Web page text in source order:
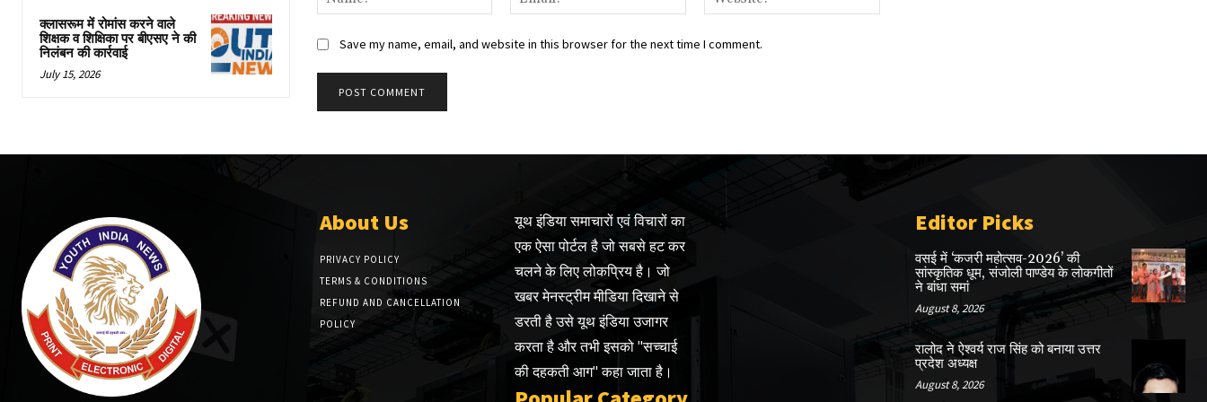
क्लासरूम में रोमांस करने वाले
शिक्षक व शिक्षिका पर बीएसए ने की
निलंबन की कार्रवाई
July 15, 2026
Save my name, email, and website in this browser for the next time I comment.
About Us
PRIVACY POLICY
TERMS & CONDITIONS
REFUND AND CANCELLATION
POLICY
यूथ इंडिया समाचारों एवं विचारों का
एक ऐसा पोर्टल है जो सबसे हट कर
चलने के लिए लोकप्रिय है। जो
खबर मेनस्ट्रीम मीडिया दिखाने से
डरती है उसे यूथ इंडिया उजागर
करता है और तभी इसको "सच्चाई
की दहकती आग" कहा जाता है।
Editor Picks
वसई में ‘कजरी महोत्सव-2026’ की
सांस्कृतिक धूम, संजोली पाण्डेय के लोकगीतों
ने बांधा समां
August 8, 2026
रालोद ने ऐश्वर्य राज सिंह को बनाया उत्तर
प्रदेश अध्यक्ष
August 8, 2026